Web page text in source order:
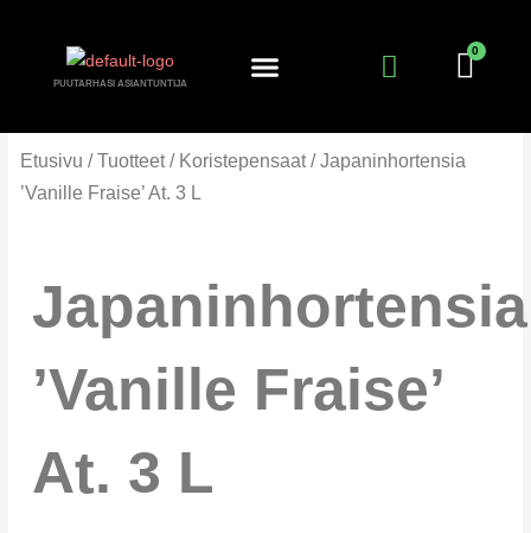
PUUTARHASI ASIANTUNTIJA
Etusivu /Tuotteet/ Koristepensaat/ Japaninhortensia
’Vanille Fraise’ At. 3 L
Japaninhortensia
’Vanille Fraise’
At. 3 L